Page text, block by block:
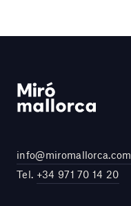
info@miromallorca.com
Tel. +34 971 70 14 20